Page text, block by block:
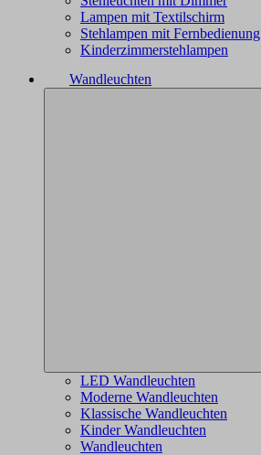
Lampen mit Textilschirm
Stehlampen mit Fernbedienung
Kinderzimmerstehlampen
Wandleuchten
LED Wandleuchten
Moderne Wandleuchten
Klassische Wandleuchten
Kinder Wandleuchten
Wandleuchten